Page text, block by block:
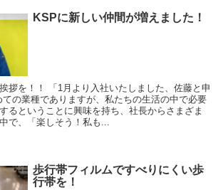
KSPに新しい仲間が増えました！
拶を！！ 「1月より入社いたしました、佐藤と申
の業種でありますが、私たちの生活の中で必要
るということに興味を持ち、社長からさまざま
で、「楽しそう！私も...
歩行帯フィルムですべりにくい歩
行帯を！